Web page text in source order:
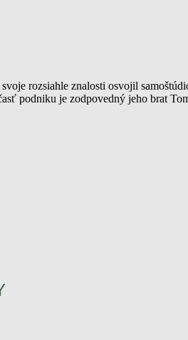
rozsiahle znalosti osvojil
podniku je zodpovedný jeho brat